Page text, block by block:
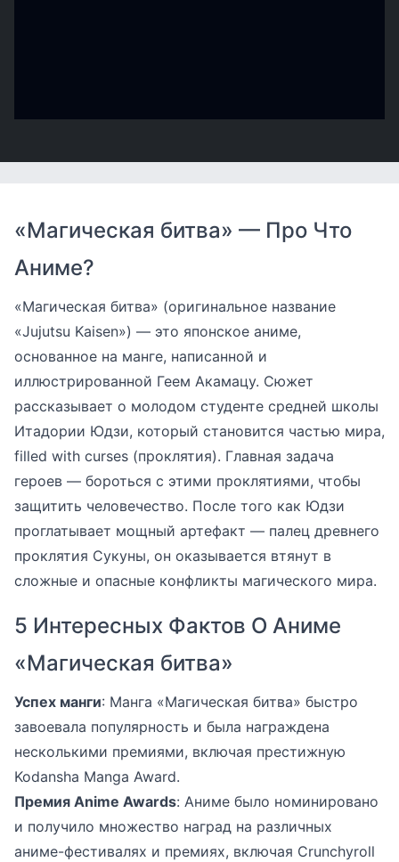
«Магическая битва» — Про Что
Аниме?
«Магическая битва» (оригинальное название
«Jujutsu Kaisen») — это японское аниме,
основанное на манге, написанной и
иллюстрированной Геем Акамацу. Сюжет
рассказывает о молодом студенте средней школы
Итадории Юдзи, который становится частью мира,
filled with curses (проклятия). Главная задача
героев — бороться с этими проклятиями, чтобы
защитить человечество. После того как Юдзи
проглатывает мощный артефакт — палец древнего
проклятия Сукуны, он оказывается втянут в
сложные и опасные конфликты магического мира.
5 Интересных Фактов О Аниме
«Магическая битва»
Успех манги: Манга «Магическая битва» быстро
завоевала популярность и была награждена
несколькими премиями, включая престижную
Kodansha Manga Award.
Премия Anime Awards: Аниме было номинировано
и получило множество наград на различных
аниме-фестивалях и премиях, включая Crunchyroll